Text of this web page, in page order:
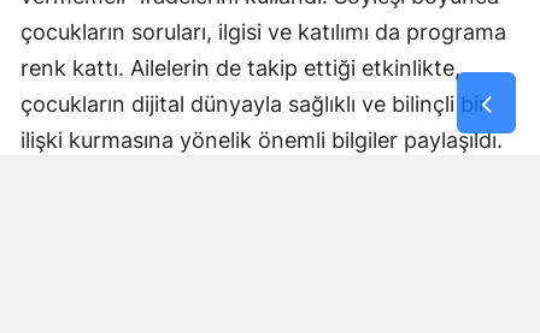
çocukların soruları, ilgisi ve katılımı da programa
renk kattı. Ailelerin de takip ettiği etkinlikte,
çocukların dijital dünyayla sağlıklı ve bilinçli bir
ilişki kurmasına yönelik önemli bilgiler paylaşıldı.